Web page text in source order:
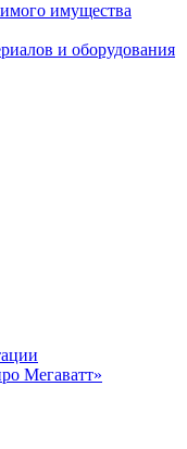
имущества
и оборудования
Мегаватт»